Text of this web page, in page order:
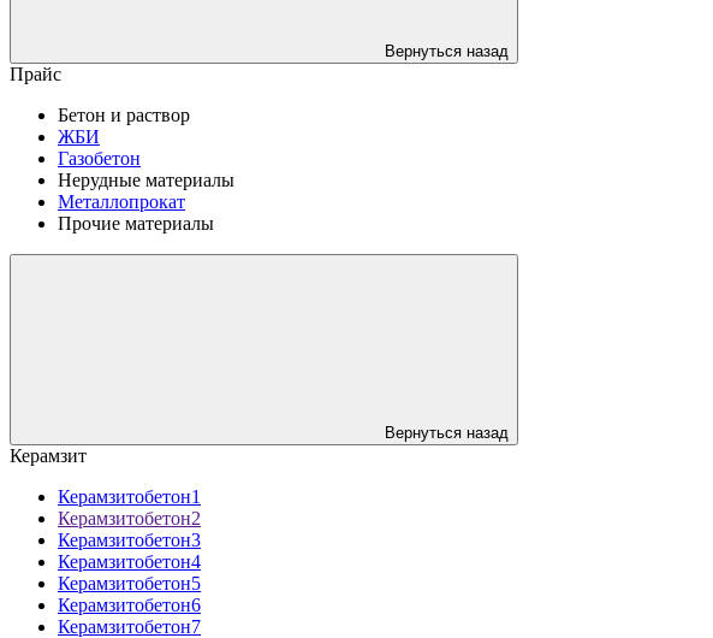
Вернуться назад
Прайс
Бетон и раствор
ЖБИ
Газобетон
Нерудные материалы
Металлопрокат
Прочие материалы
Вернуться назад
Керамзит
Керамзитобетон1
Керамзитобетон2
Керамзитобетон3
Керамзитобетон4
Керамзитобетон5
Керамзитобетон6
Керамзитобетон7